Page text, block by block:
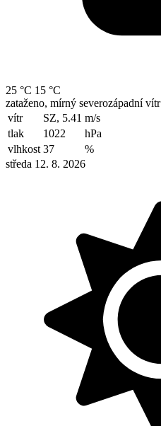
25 °C 15 °C
zataženo, mírný severozápadní vítr
vítr
SZ, 5.41 m/s
tlak
1022
hPa
vlhkost 37
%
středa 12. 8. 2026